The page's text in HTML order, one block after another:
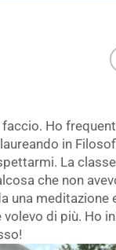
Ho
in
La
che non
una meditazione
di più. Ho